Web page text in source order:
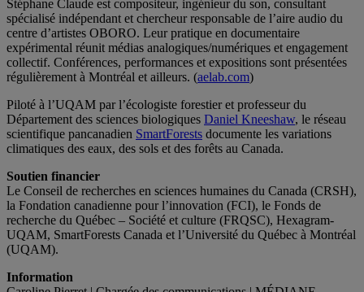
Stéphane Claude est compositeur, ingénieur du son, consultant
spécialisé indépendant et chercheur responsable de l’aire audio du
centre d’artistes OBORO. Leur pratique en documentaire
expérimental réunit médias analogiques/numériques et engagement
collectif. Conférences, performances et expositions sont présentées
régulièrement à Montréal et ailleurs. (aelab.com)
Piloté à l’UQAM par l’écologiste forestier et professeur du
Département des sciences biologiques Daniel Kneeshaw, le réseau
scientifique pancanadien SmartForests documente les variations
climatiques des eaux, des sols et des forêts au Canada.
Soutien financier
Le Conseil de recherches en sciences humaines du Canada (CRSH),
la Fondation canadienne pour l’innovation (FCI), le Fonds de
recherche du Québec – Société et culture (FRQSC), Hexagram-
UQAM, SmartForests Canada et l’Université du Québec à Montréal
(UQAM).
Information